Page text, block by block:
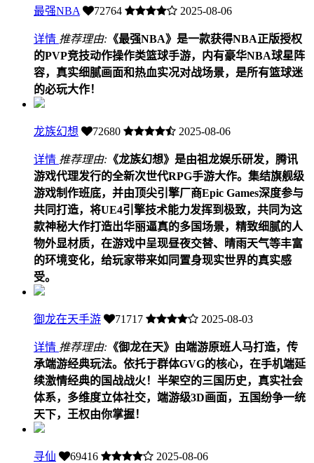
最强NBA 72764 2025-08-06
详情 推荐理由: 《最强NBA》是一款获得NBA正版授权
的PVP竞技动作操作类篮球手游，内有豪华NBA球星阵
容，真实细腻画面和热血实况对战场景，是所有篮球迷
的必玩大作！
龙族幻想 72680 2025-08-06
详情 推荐理由: 《龙族幻想》是由祖龙娱乐研发，腾讯
游戏代理发行的全新次世代RPG手游大作。集结旗舰级
游戏制作班底，并由顶尖引擎厂商Epic Games深度参与
共同打造，将UE4引擎技术能力发挥到极致，共同为这
款神秘大作打造出华丽逼真的多国场景，精致细腻的人
物外显材质，在游戏中呈现昼夜交替、晴雨天气等丰富
的环境变化，给玩家带来如同置身现实世界的真实感
受。
御龙在天手游 71717 2025-08-03
详情 推荐理由: 《御龙在天》由端游原班人马打造，传
承端游经典玩法。依托于群体GVG的核心，在手机端延
续激情经典的国战战火！半架空的三国历史，真实社会
体系，多维度立体社交，端游级3D画面，五国纷争一统
天下，王权由你掌握！
寻仙 69416 2025-08-06